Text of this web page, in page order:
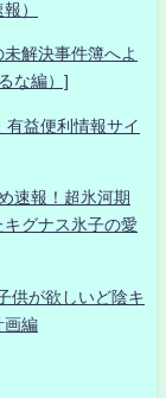
）
解決事件簿へよ
な編）]
益便利情報サイ
速報！超氷河期
グナス氷子の愛
供が欲しいど陰キ
画編